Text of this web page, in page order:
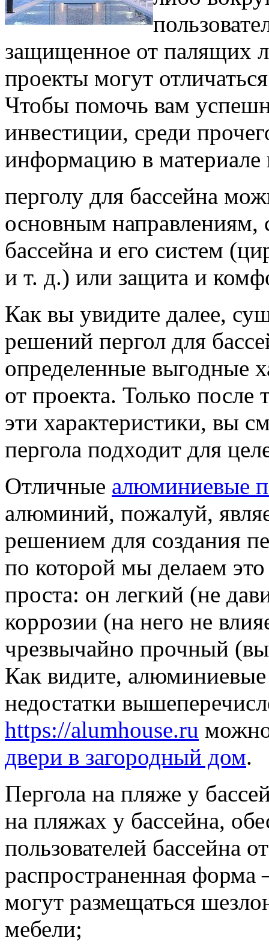
защищенное от палящих
проекты могут
Чтобы помочь вам
инвестиции, среди
информацию в материале
перголу для бассейна
основным направлениям,
бассейна и его систем
и т. д.) или защита и
Как вы увидите далее,
решений пергол для
определенные выгодные
от проекта. Только после
эти характеристики, вы
пергола подходит для
Отличные алюминиевые
алюминий, пожалуй,
решением для создания
по которой мы делаем
проста: он легкий (не
коррозии (на него не
чрезвычайно прочный
Как видите, алюминиевые
недостатки
https://alumhouse.ru
двери в загородный дом.
Пергола на пляже у
на пляжах у бассейна,
пользователей бассейна
распространенная форма
могут размещаться
мебели;